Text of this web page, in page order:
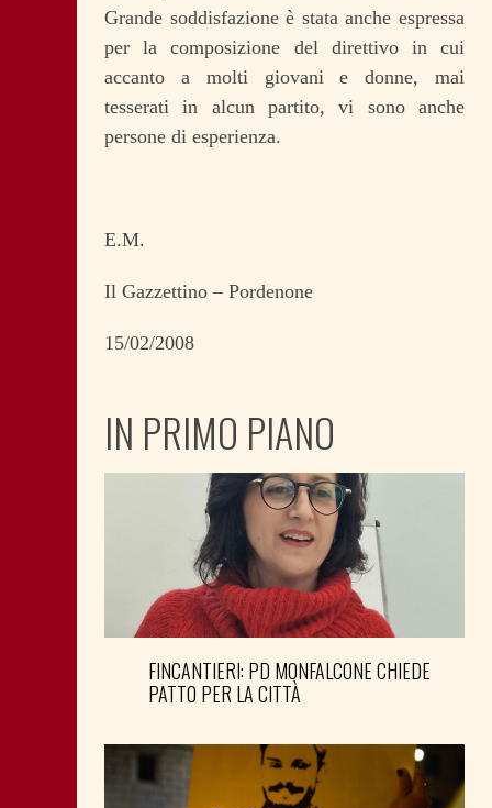
Grande soddisfazione è stata anche espressa
per la composizione del direttivo in cui
accanto a molti giovani e donne, mai
tesserati in alcun partito, vi sono anche
persone di esperienza.
E.M.
Il Gazzettino – Pordenone
15/02/2008
IN PRIMO PIANO
FINCANTIERI: PD MONFALCONE CHIEDE
PATTO PER LA CITTÀ